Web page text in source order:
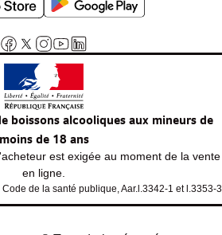
boissons alcooliques aux mineurs de
moins de 18 ans
est exigée au moment de la vente
en ligne.
Code de la santé publique, Aar.l.3342-1 et l.3353-3